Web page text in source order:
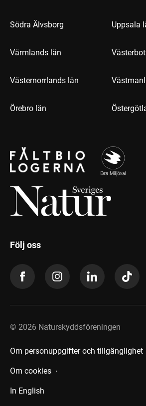
Södra Älvsborg Uppsala
Värmlands län
Västernorrlands län
Örebro län
Följ oss
© 2026 Naturskyddsföreningen
Om personuppgifter och tillgänglighet
Om cookies
In English